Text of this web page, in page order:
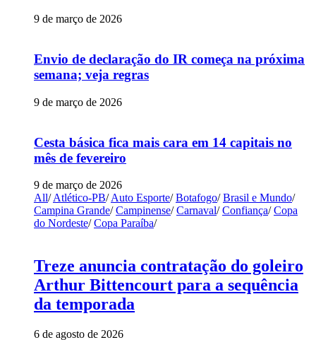
9 de março de 2026
Envio de declaração do IR começa na próxima
semana; veja regras
9 de março de 2026
Cesta básica fica mais cara em 14 capitais no
mês de fevereiro
9 de março de 2026
All/ Atlético-PB/ Auto Esporte/ Botafogo/ Brasil e Mundo/
Campina Grande/ Campinense/ Carnaval/ Confiança/ Copa
do Nordeste/ Copa Paraíba/
Treze anuncia contratação do goleiro
Arthur Bittencourt para a sequência
da temporada
6 de agosto de 2026